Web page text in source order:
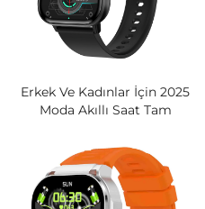
Erkek Ve Kadınlar İçin 2025
Moda Akıllı Saat Tam
Uyku Ve Aktivite Takibi